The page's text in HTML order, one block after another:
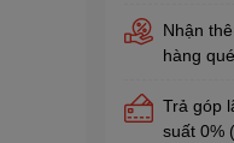
Nhận
hàng
Trả góp
suất 0%